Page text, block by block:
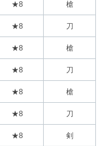
★8 槍
★8 刀
★8 槍
★8 刀
★8 槍
★8 刀
★8 剣